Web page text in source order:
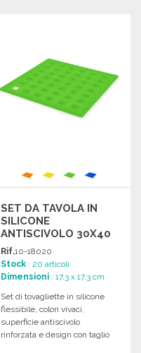
SET DA TAVOLA IN
SILICONE
ANTISCIVOLO 30X40
CM A PREZZI
ALL'INGROSSO
Rif.10-18020
Stock : 20 articoli
Dimensioni : 17.3 x 17.3 cm
Set di tovagliette in silicone
flessibile, colori vivaci,
superficie antiscivolo
rinforzata e design con taglio